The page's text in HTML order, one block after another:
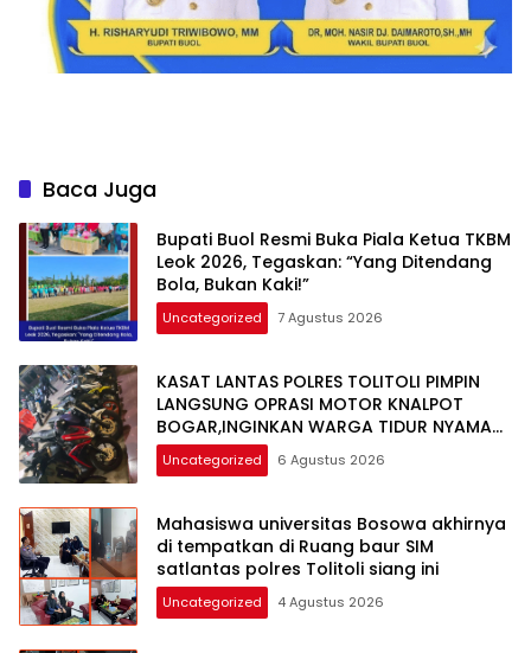
Baca Juga
Bupati Buol Resmi Buka Piala Ketua TKBM
Leok 2026, Tegaskan: “Yang Ditendang
Bola, Bukan Kaki!”
Uncategorized 7 Agustus 2026
KASAT LANTAS POLRES TOLITOLI PIMPIN
LANGSUNG OPRASI MOTOR KNALPOT
BOGAR,INGINKAN WARGA TIDUR NYAMAN
DI MALAM HARI
Uncategorized 6 Agustus 2026
Mahasiswa universitas Bosowa akhirnya
di tempatkan di Ruang baur SIM
satlantas polres Tolitoli siang ini
Uncategorized 4 Agustus 2026